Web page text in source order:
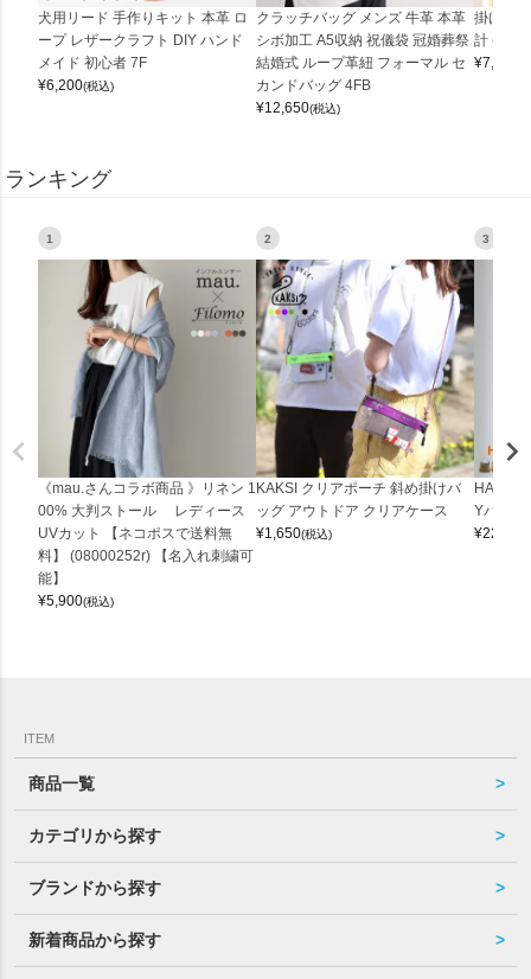
犬用リード 手作りキット 本革 ロ
ープ レザークラフト DIY ハンド
メイド 初心者 7F
¥6,200(税込)
クラッチバッグ メンズ 牛革 本革
シボ加工 A5収納 祝儀袋 冠婚葬祭
結婚式 ループ革紐 フォーマル セ
カンドバッグ 4FB
¥12,650(税込)
掛け時
計
¥7,150
ランキング
1
《mau.さんコラボ商品 》リネン 1
00% 大判ストール レディース
UVカット 【ネコポスで送料無
料】 (08000252r) 【名入れ刺繍可
能】
¥5,900(税込)
2
KAKSI クリアポーチ 斜め掛けバ
ッグ アウトドア クリアケース
¥1,650(税込)
3
Yバッグ
¥22,000
ITEM
商品一覧
カテゴリから探す
ブランドから探す
新着商品から探す